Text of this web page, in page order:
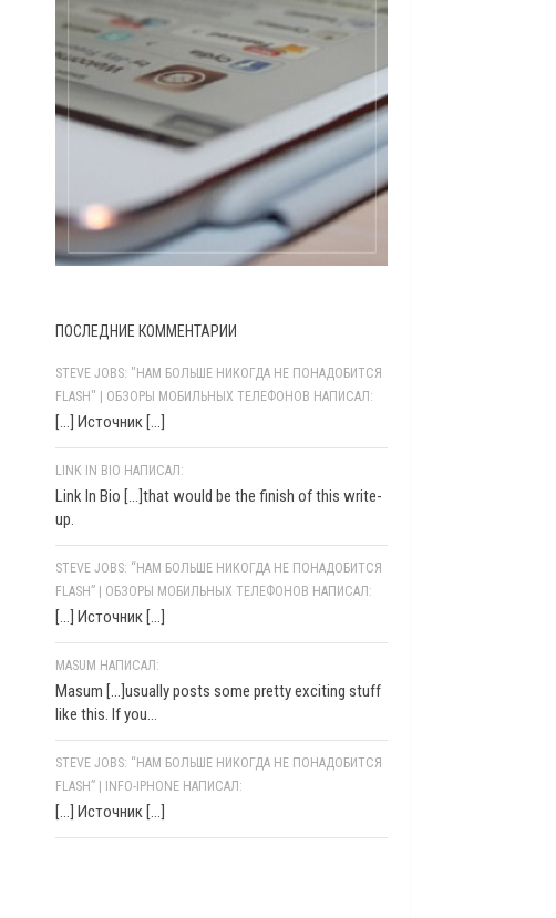
ПОСЛЕДНИЕ КОММЕНТАРИИ
STEVE JOBS: "НАМ БОЛЬШЕ НИКОГДА НЕ ПОНАДОБИТСЯ
FLASH" | ОБЗОРЫ МОБИЛЬНЫХ ТЕЛЕФОНОВ НАПИСАЛ:
[…] Источник […]
LINK IN BIO НАПИСАЛ:
Link In Bio [...]that would be the finish of this write-
up.
STEVE JOBS: “НАМ БОЛЬШЕ НИКОГДА НЕ ПОНАДОБИТСЯ
FLASH” | ОБЗОРЫ МОБИЛЬНЫХ ТЕЛЕФОНОВ НАПИСАЛ:
[…] Источник […]
MASUM НАПИСАЛ:
Masum [...]usually posts some pretty exciting stuff
like this. If you...
STEVE JOBS: “НАМ БОЛЬШЕ НИКОГДА НЕ ПОНАДОБИТСЯ
FLASH” | INFO-IPHONE НАПИСАЛ:
[…] Источник […]